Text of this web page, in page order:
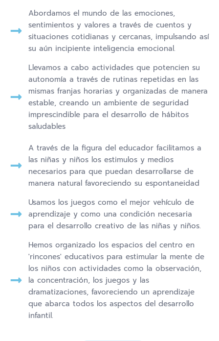
Abordamos el mundo de las emociones,
sentimientos y valores a través de cuentos y
situaciones cotidianas y cercanas, impulsando así
su aún incipiente inteligencia emocional.
Llevamos a cabo actividades que potencien su
autonomía a través de rutinas repetidas en las
mismas franjas horarias y organizadas de manera
estable, creando un ambiente de seguridad
imprescindible para el desarrollo de hábitos
saludables
A través de la figura del educador facilitamos a
las niñas y niños los estimulos y medios
necesarios para que puedan desarrollarse de
manera natural favoreciendo su espontaneidad
Usamos los juegos como el mejor vehículo de
aprendizaje y como una condición necesaria
para el desarrollo creativo de las niñas y niños.
Hemos organizado los espacios del centro en
'rincones' educativos para estimular la mente de
los niños con actividades como la observación,
la concentración, los juegos y las
dramatizaciones, favoreciendo un aprendizaje
que abarca todos los aspectos del desarrollo
infantil.